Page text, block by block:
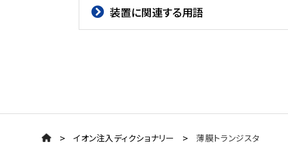
装置に関連する用語
> イオン注入ディクショナリー > 薄膜トランジスタ